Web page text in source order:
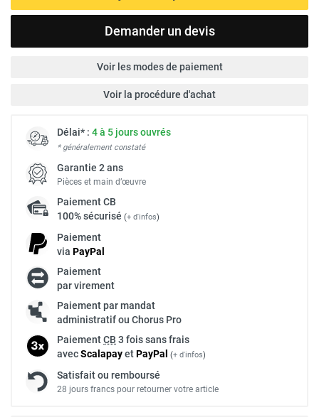
Demander un devis
Voir les modes de paiement
Voir la procédure d'achat
Délai* : 4 à 5 jours ouvrés
* généralement constaté
Garantie 2 ans
Pièces et main d’œuvre
PaiementCB
100% sécurisé (+ d'infos)
Paiement
via PayPal
Paiement
par virement
Paiement par mandat
administratif ou Chorus Pro
PaiementCB 3 fois sans frais
avecScalapayetPayPal (+ d'infos)
Satisfait ou remboursé
28 jours francs pour retourner votre article